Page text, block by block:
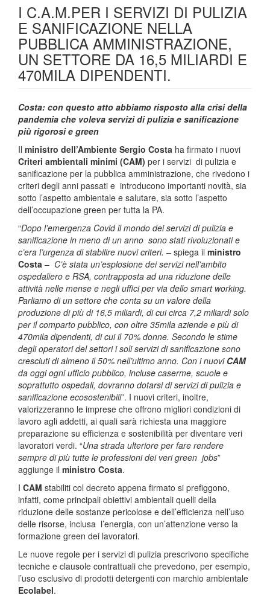
I C.A.M.PER I SERVIZI DI PULIZIA
E SANIFICAZIONE NELLA
PUBBLICA AMMINISTRAZIONE,
UN SETTORE DA 16,5 MILIARDI E
470MILA DIPENDENTI.
Costa: con questo atto abbiamo risposto alla crisi della
pandemia che voleva servizi di pulizia e sanificazione
più rigorosi e green
Il ministro dell’Ambiente Sergio Costa ha firmato i nuovi
Criteri ambientali minimi (CAM) per i servizi di pulizia e
sanificazione per la pubblica amministrazione, che rivedono i
criteri degli anni passati e introducono importanti novità, sia
sotto l’aspetto ambientale e salutare, sia sotto l’aspetto
dell’occupazione green per tutta la PA.
“Dopo l’emergenza Covid il mondo dei servizi di pulizia e
sanificazione in meno di un anno sono stati rivoluzionati e
c’era l’urgenza di stabilire nuovi criteri. – spiega il ministro
Costa – C’è stata un’esplosione dei servizi nell’ambito
ospedaliero e RSA, contrapposta ad una riduzione delle
attività nelle mense e negli uffici per via dello smart working.
Parliamo di un settore che conta su un valore della
produzione di più di 16,5 miliardi, di cui circa 7,2 miliardi solo
per il comparto pubblico, con oltre 35mila aziende e più di
470mila dipendenti, di cui il 70% donne. Secondo le stime
degli operatori del settori i soli servizi di sanificazione sono
cresciuti di almeno il 50% nell’ultimo anno. Con i nuovi CAM
da oggi ogni ufficio pubblico, incluse caserme, scuole e
soprattutto ospedali, dovranno dotarsi di servizi di pulizia e
sanificazione ecosostenibili”. I nuovi criteri, inoltre,
valorizzeranno le imprese che offrono migliori condizioni di
lavoro agli addetti, ai quali sarà richiesta una maggiore
preparazione su efficienza e sostenibilità per diventare veri
lavoratori verdi. “Una strada ulteriore per fare rendere
sempre di più tutte le professioni dei veri green jobs”
aggiunge il ministro Costa.
I CAM stabiliti col decreto appena firmato si prefiggono,
infatti, come principali obiettivi ambientali quelli della
riduzione delle sostanze pericolose e dell’efficienza nell’uso
delle risorse, inclusa l’energia, con un’attenzione verso la
formazione green dei lavoratori.
Le nuove regole per i servizi di pulizia prescrivono specifiche
tecniche e clausole contrattuali che prevedono, per esempio,
l’uso esclusivo di prodotti detergenti con marchio ambientale
Ecolabel.